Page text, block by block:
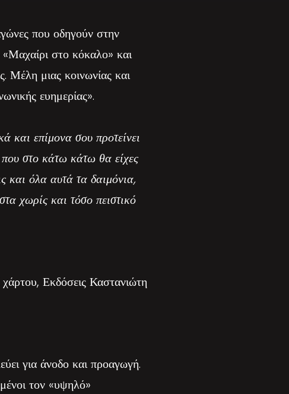
που οδηγούν στην
στο κόκαλο» και
Μέλη μιας κοινωνίας και
ευημερίας».
και επίμονα σου προτείνει
στο κάτω κάτω θα είχες
και όλα αυτά τα δαιμόνια,
χωρίς και τόσο πειστικό
Εκδόσεις Καστανιώτη
για άνοδο και προαγωγή.
τον «υψηλό»